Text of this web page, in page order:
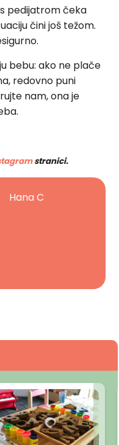
pedijatrom čeka
čini još težom.
bebu: ako ne plače
redovno puni
nam, ona je
stranici.
Hana C